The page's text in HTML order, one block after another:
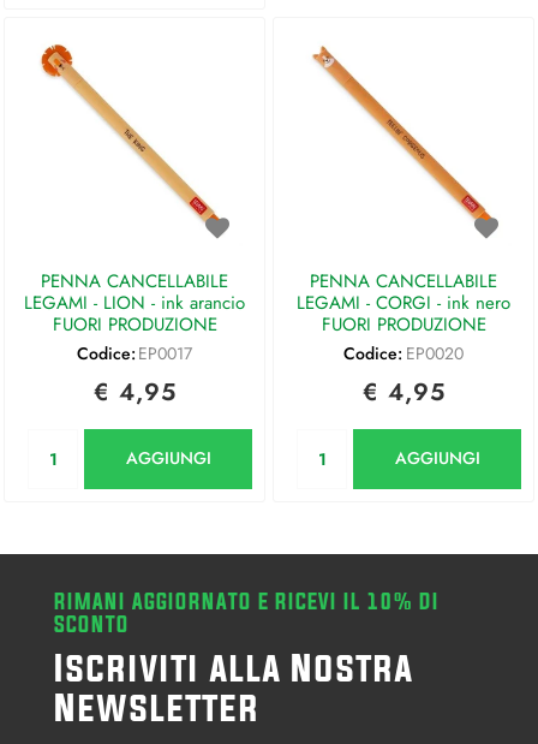
PENNA CANCELLABILE
LEGAMI - LION - ink arancio
FUORI PRODUZIONE
Codice: EP0017
€ 4,95
AGGIUNGI
PENNA CANCELLABILE
LEGAMI - CORGI - ink nero
FUORI PRODUZIONE
Codice: EP0020
€ 4,95
AGGIUNGI
RIMANI AGGIORNATO E RICEVI IL 10% DI
SCONTO
Iscriviti alla Nostra
Newsletter